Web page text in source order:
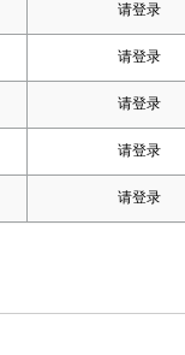
请登录
请登录
请登录
请登录
请登录